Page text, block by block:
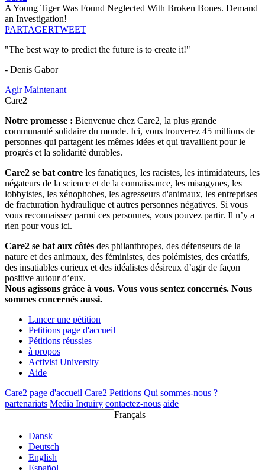
A Young Tiger Was Found Neglected With Broken Bones. Demand
an Investigation!
PARTAGERTWEET
"The best way to predict the future is to create it!"
- Denis Gabor
Agir Maintenant
Care2
Notre promesse : Bienvenue chez Care2, la plus grande
communauté solidaire du monde. Ici, vous trouverez 45 millions de
personnes qui partagent les mêmes idées et qui travaillent pour le
progrès et la solidarité durables.
Care2 se bat contre les fanatiques, les racistes, les intimidateurs, les
négateurs de la science et de la connaissance, les misogynes, les
lobbyistes, les xénophobes, les agresseurs d'animaux, les entreprises
de fracturation hydraulique et autres personnes négatives. Si vous
vous reconnaissez parmi ces personnes, vous pouvez partir. Il n’y a
rien pour vous ici.
Care2 se bat aux côtés des philanthropes, des défenseurs de la
nature et des animaux, des féministes, des polémistes, des créatifs,
des insatiables curieux et des idéalistes désireux d’agir de façon
positive autour d’eux.
Nous agissons grâce à vous. Vous vous sentez concernés. Nous
sommes concernés aussi.
Lancer une pétition
Petitions page d'accueil
Pétitions réussies
à propos
Activist University
Aide
Care2 page d'accueil Care2 Petitions Qui sommes-nous ?
partenariats Media Inquiry contactez-nous aide
Français
Dansk
Deutsch
English